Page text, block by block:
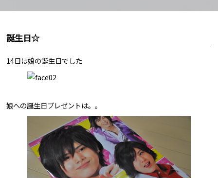
誕生日☆
14日は娘の誕生日でした
娘への誕生日プレゼントは。。